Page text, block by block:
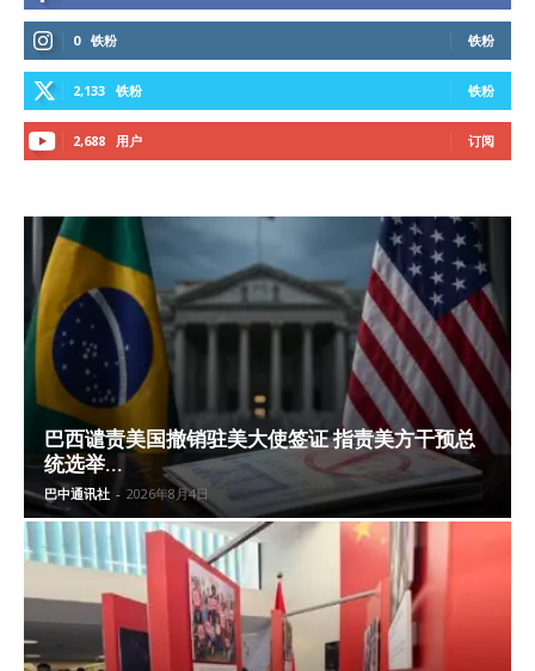
0 铁粉 铁粉
2,133 铁粉 铁粉
2,688 用户 订阅
巴西谴责美国撤销驻美大使签证 指责美方干预总
统选举...
巴中通讯社 - 2026年8月4日